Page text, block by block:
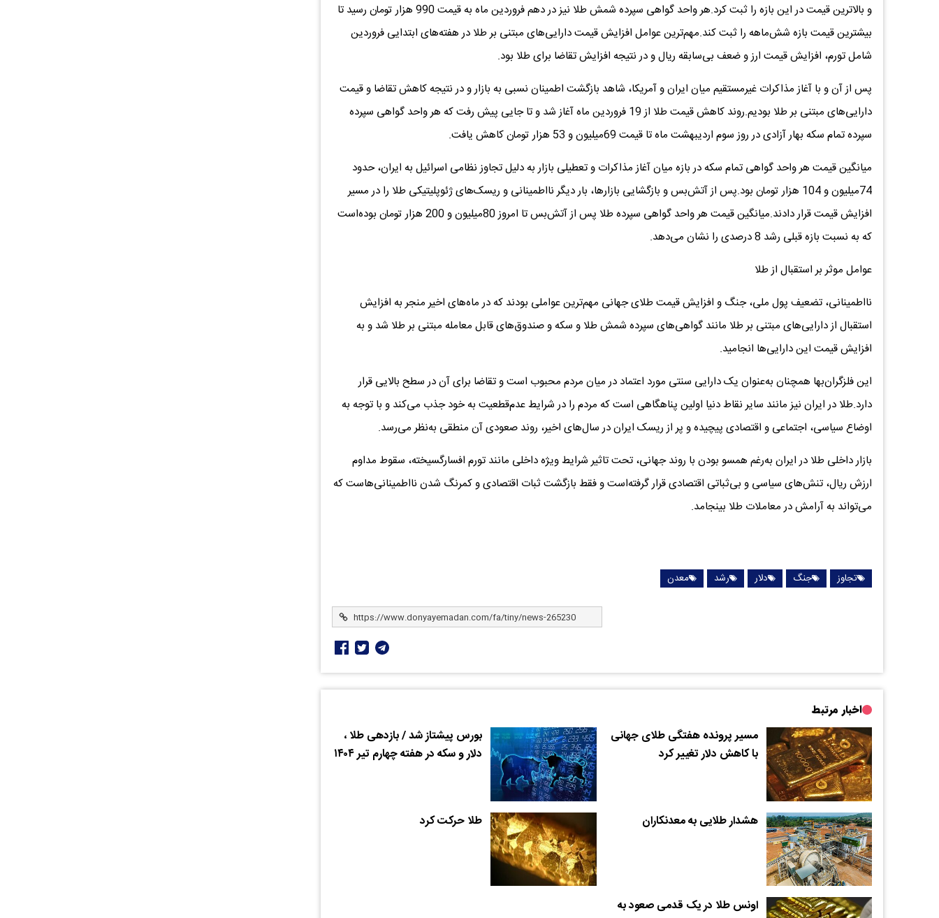
و بالاترین قیمت در این بازه را ثبت کرد.هر واحد گواهی سپرده شمش طلا نیز در دهم فروردین ماه به قیمت 990 هزار تومان رسید تا
بیشترین قیمت بازه شش‌ماهه را ثبت کند.مهم‌ترین عوامل افزایش قیمت دارایی‌های مبتنی بر طلا در هفته‌های ابتدایی فروردین
شامل تورم، افزایش قیمت ارز و ضعف بی‌سابقه ریال و در نتیجه افزایش تقاضا برای طلا بود.
پس از آن و با آغاز مذاکرات غیرمستقیم میان ایران و آمریکا، شاهد بازگشت اطمینان نسبی به بازار و در نتیجه کاهش تقاضا و قیمت
دارایی‌های مبتنی بر طلا بودیم.روند کاهش قیمت طلا از 19 فروردین ماه آغاز شد و تا جایی پیش رفت که هر واحد گواهی سپرده
سپرده تمام سکه بهار آزادی در روز سوم اردیبهشت ماه تا قیمت 69‌میلیون و 53 هزار تومان کاهش یافت.
میانگین قیمت هر واحد گواهی تمام سکه در بازه میان آغاز مذاکرات و تعطیلی بازار به دلیل تجاوز نظامی اسرائیل به ایران، حدود
74‌میلیون و 104 هزار تومان بود.پس از آتش‌بس و بازگشایی بازارها، بار دیگر نااطمینانی و ریسک‌های ژئوپلیتیکی طلا را در مسیر
افزایش قیمت قرار دادند.میانگین قیمت هر واحد گواهی سپرده طلا پس از آتش‌بس تا امروز 80‌میلیون و 200 هزار تومان بوده‌است
که به نسبت بازه قبلی رشد 8 درصدی را نشان می‌دهد.
عوامل موثر بر استقبال از طلا
نااطمینانی، تضعیف پول ملی، جنگ و افزایش قیمت طلای جهانی مهم‌ترین عواملی بودند که در ماه‌های اخیر منجر به افزایش
استقبال از دارایی‌های مبتنی بر طلا مانند گواهی‌های سپرده شمش طلا و سکه و صندوق‌های قابل معامله مبتنی بر طلا شد و به
افزایش قیمت این دارایی‌ها انجامید.
این فلز‌گران‌بها همچنان به‌عنوان یک دارایی سنتی مورد اعتماد در میان مردم محبوب است و تقاضا برای آن در سطح بالایی قرار
دارد.طلا در ایران نیز مانند سایر نقاط دنیا اولین پناهگاهی است که مردم را در شرایط عدم‌قطعیت به خود جذب می‌کند و با توجه به
اوضاع سیاسی، اجتماعی و اقتصادی پیچیده و پر از ریسک ایران در سال‌های اخیر، روند صعودی آن منطقی به‌نظر می‌رسد.
بازار داخلی طلا در ایران به‌رغم همسو بودن با روند جهانی، تحت تاثیر شرایط ویژه داخلی مانند تورم افسارگسیخته، سقوط مداوم
ارزش ریال، تنش‌های سیاسی و بی‌ثباتی اقتصادی قرار گرفته‌است و فقط بازگشت ثبات اقتصادی و کمرنگ شدن نااطمینانی‌هاست که
می‌تواند به آرامش در معاملات طلا بینجامد.
تجاوز جنگ دلار رشد معدن
اخبار مرتبط
مسیر پرونده هفتگی طلای جهانی
با کاهش دلار تغییر کرد
بورس پیشتاز شد / بازدهی طلا ،
دلار و سکه در هفته چهارم تیر ۱۴۰۴
هشدار طلایی به معدنکاران طلا حرکت کرد
اونس طلا در یک قدمی صعود به